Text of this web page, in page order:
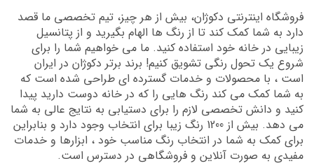
فروشگاه اینترنتی دکوژان، بیش از هر چیز، تیم تخصصی ما قصد
دارد به شما کمک کند تا از رنگ ها الهام بگیرید و از پتانسیل
زیبایی در خانه خود استفاده کنید. ما می خواهیم شما را برای
شروع یک تحول رنگی تشویق کنیم! برند برتر دکوژان در ایران
است ، با محصولات و خدمات گسترده ای طراحی شده است که
به شما کمک می کند رنگ هایی را که در خانه دوست دارید پیدا
کنید و دانش تخصصی لازم را برای دستیابی به نتایج عالی به شما
می دهد. بیش از 1200 رنگ زیبا برای انتخاب وجود دارد و بنابراین
برای کمک به شما در انتخاب رنگ مناسب خود ، ابزارها و خدمات
مفیدی به صورت آنلاین و فروشگاهی در دسترس است.